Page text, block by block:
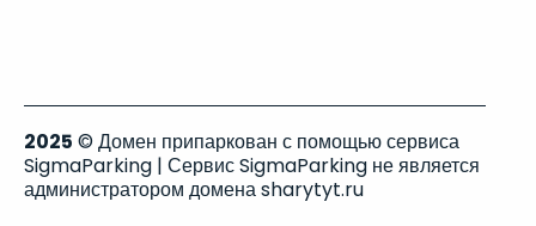
2025 © Домен припаркован с помощью сервиса
SigmaParking | Сервис SigmaParking не является
администратором домена sharytyt.ru